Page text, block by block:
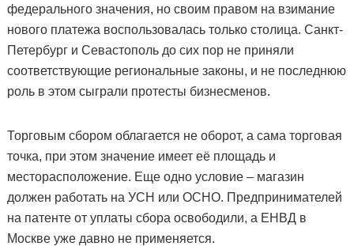
федерального значения, но своим правом на взимание
нового платежа воспользовалась только столица. Санкт-
Петербург и Севастополь до сих пор не приняли
соответствующие региональные законы, и не последнюю
роль в этом сыграли протесты бизнесменов.
Торговым сбором облагается не оборот, а сама торговая
точка, при этом значение имеет её площадь и
месторасположение. Еще одно условие – магазин
должен работать на УСН или ОСНО. Предпринимателей
на патенте от уплаты сбора освободили, а ЕНВД в
Москве уже давно не применяется.